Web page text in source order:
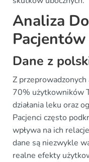
Analiza
Pacjentów
Dane z
Z
70% użytkowników
działania leku oraz
Pacjenci często
wpływa na ich
dane są niezwykle
realne efekty